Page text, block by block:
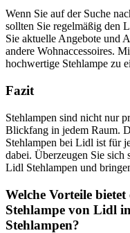
Wenn Sie auf der Suche
sollten Sie regelmäßig den
Sie aktuelle Angebote und
andere Wohnaccessoires.
hochwertige Stehlampe zu
Fazit
Stehlampen sind nicht nur
Blickfang in jedem Raum.
Stehlampen bei Lidl ist für
dabei. Überzeugen Sie
Lidl Stehlampen und
Welche Vorteile
Stehlampe von Lidl
Stehlampen?